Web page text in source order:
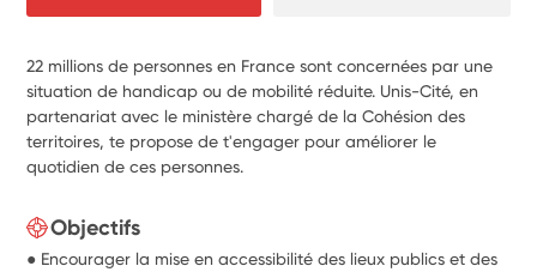
22 millions de personnes en France sont concernées par une
situation de handicap ou de mobilité réduite. Unis-Cité, en
partenariat avec le ministère chargé de la Cohésion des
territoires, te propose de t'engager pour améliorer le
quotidien de ces personnes.
Objectifs
● Encourager la mise en accessibilité des lieux publics et des